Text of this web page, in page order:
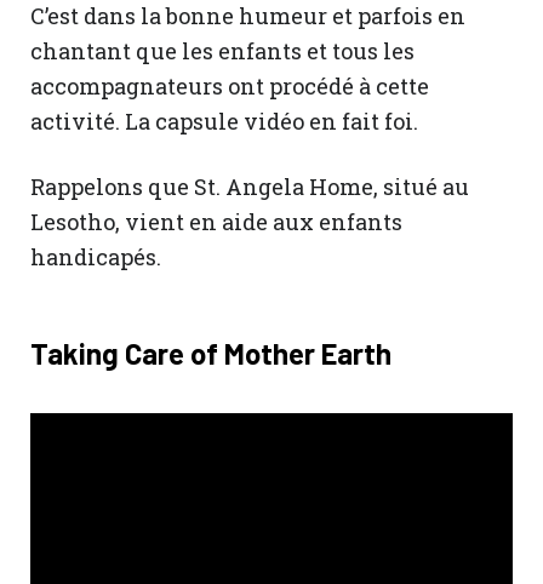
C’est dans la bonne humeur et parfois en
chantant que les enfants et tous les
accompagnateurs ont procédé à cette
activité. La capsule vidéo en fait foi.
Rappelons que St. Angela Home, situé au
Lesotho, vient en aide aux enfants
handicapés.
Taking Care of Mother Earth